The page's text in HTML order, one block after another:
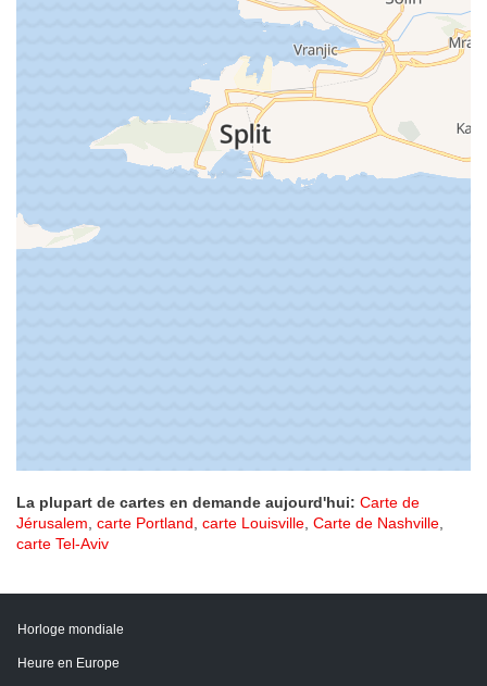
La plupart de cartes en demande aujourd'hui: Carte de
Jérusalem, carte Portland, carte Louisville, Carte de Nashville,
carte Tel-Aviv
Horloge mondiale
Heure en Europe